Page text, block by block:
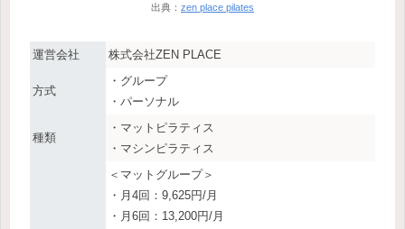
出典： zen place pilates
運営会社 株式会社ZEN PLACE
方式
・グループ
・パーソナル
種類
・マットピラティス
・マシンピラティス
＜マットグループ＞
・月4回：9,625円/月
・月6回：13,200円/月